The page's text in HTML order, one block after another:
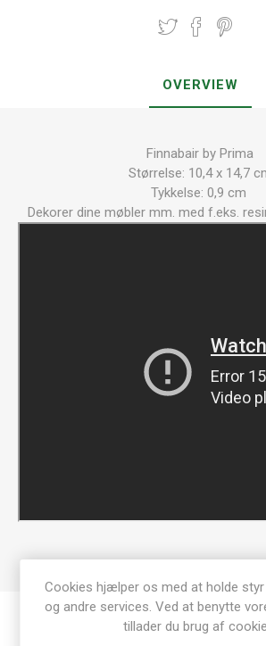
OVERVIEW
Finnabair by Prima
Størrelse: 10,4 x 14,7
Tykkelse: 0,9 cm
Dekorer dine møbler mm. med f.eks.
Cookies hjælper os med at holde
og andre services. Ved at benytte
tillader du brug af